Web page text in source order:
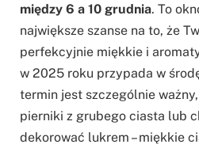
między 6 a 10 grudnia. To
największe szanse na to, że
perfekcyjnie miękkie i
w 2025 roku przypada w
termin jest szczególnie
pierniki z grubego ciasta lub
dekorować lukrem – miękkie